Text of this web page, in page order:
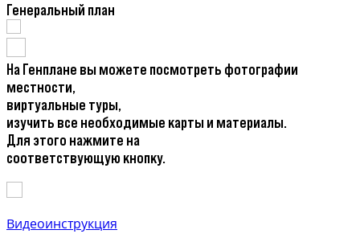
Генеральный план
На Генплане вы можете посмотреть фотографии
местности,
виртуальные туры,
изучить все необходимые карты и материалы.
Для этого нажмите на
соответствующую кнопку.
Видеоинструкция